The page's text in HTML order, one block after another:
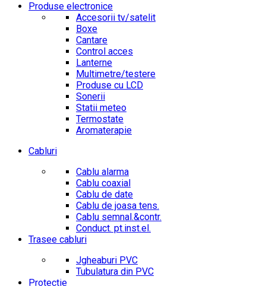
Produse electronice
Accesorii tv/satelit
Boxe
Cantare
Control acces
Lanterne
Multimetre/testere
Produse cu LCD
Sonerii
Statii meteo
Termostate
Aromaterapie
Cabluri
Cablu alarma
Cablu coaxial
Cablu de date
Cablu de joasa tens.
Cablu semnal.&contr.
Conduct. pt.inst.el.
Trasee cabluri
Jgheaburi PVC
Tubulatura din PVC
Protectie